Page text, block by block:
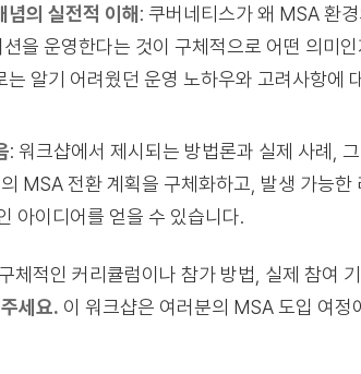
념의 실전적 이해: 쿠버네티스가 왜 MSA 환
을 운영한다는 것이 구체적으로 어떤 의미
알기 어려웠던 운영 노하우와 고려사항에
: 워크샵에서 제시되는 방법론과 실제 사례,
MSA 전환 계획을 구체화하고, 발생 가능한
아이디어를 얻을 수 있습니다.
체적인 커리큘럼이나 참가 방법, 실제 참여
세요. 이 워크샵은 여러분의 MSA 도입 여정